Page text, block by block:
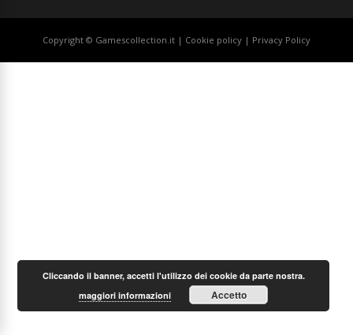
Copyright © Gamescollection.it | Cookie policy | Privacy Policy
Cliccando il banner, accetti l'utilizzo dei cookie da parte nostra.
maggiori informazioni
Accetto